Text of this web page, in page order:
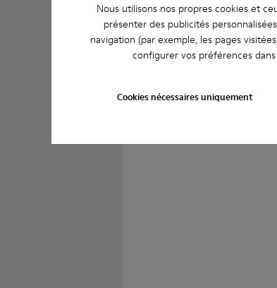
Nous utilisons nos propres cookies et
présenter des publicités
navigation (par exemple, les pages
configurer vos préférences dans
Cookies nécessaires uniquement